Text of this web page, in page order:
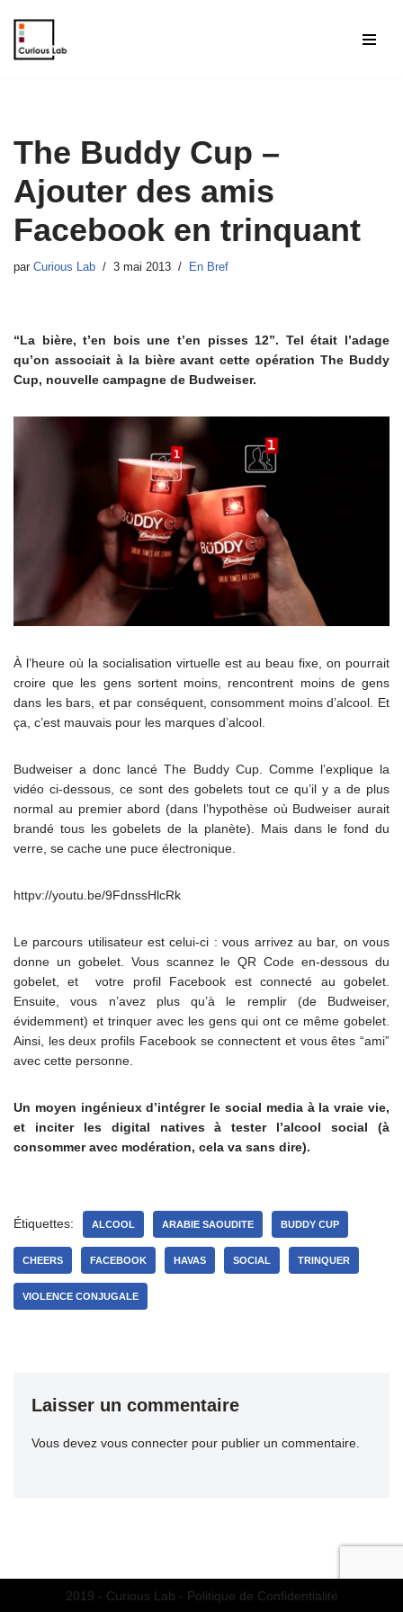
Aller
The Buddy Cup –
Ajouter des amis
Facebook en trinquant
par Curious Lab 3 mai 2013 En Bref
“La bière, t’en bois une t’en pisses 12”. Tel était l’adage
qu’on associait à la bière avant cette opération The Buddy
Cup, nouvelle campagne de Budweiser.
À l’heure où la socialisation virtuelle est au beau fixe, on pourrait
croire que les gens sortent moins, rencontrent moins de gens
dans les bars, et par conséquent, consomment moins d’alcool. Et
ça, c’est mauvais pour les marques d’alcool.
Budweiser a donc lancé The Buddy Cup. Comme l’explique la
vidéo ci-dessous, ce sont des gobelets tout ce qu’il y a de plus
normal au premier abord (dans l’hypothèse où Budweiser aurait
brandé tous les gobelets de la planète). Mais dans le fond du
verre, se cache une puce électronique.
httpv://youtu.be/9FdnssHlcRk
Le parcours utilisateur est celui-ci : vous arrivez au bar, on vous
donne un gobelet. Vous scannez le QR Code en-dessous du
gobelet, et votre profil Facebook est connecté au gobelet.
Ensuite, vous n’avez plus qu’à le remplir (de Budweiser,
évidemment) et trinquer avec les gens qui ont ce même gobelet.
Ainsi, les deux profils Facebook se connectent et vous êtes “ami”
avec cette personne.
Un moyen ingénieux d’intégrer le social media à la vraie vie,
et inciter les digital natives à tester l’alcool social (à
consommer avec modération, cela va sans dire).
Étiquettes: ALCOOL ARABIE SAOUDITE BUDDY CUP
CHEERS FACEBOOK HAVAS SOCIAL TRINQUER
VIOLENCE CONJUGALE
Laisser un commentaire
Vous devez vous connecter pour publier un commentaire.
2019 - Curious Lab - Politique de Confidentialité